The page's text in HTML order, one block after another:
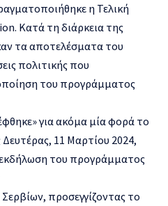
η Τελική
Κατά τη διάρκεια της
τα αποτελέσματα του
πολιτικής που
του προγράμματος
για ακόμα μία φορά το
11 Μαρτίου 2024,
του προγράμματος
προσεγγίζοντας το